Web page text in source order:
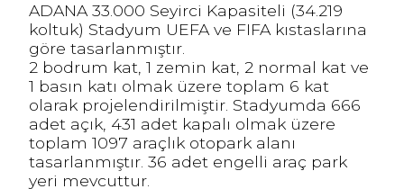
ADANA 33.000 Seyirci Kapasiteli (34.219
koltuk) Stadyum UEFA ve FIFA kıstaslarına
göre tasarlanmıştır.
2 bodrum kat, 1 zemin kat, 2 normal kat ve
1 basın katı olmak üzere toplam 6 kat
olarak projelendirilmiştir. Stadyumda 666
adet açık, 431 adet kapalı olmak üzere
toplam 1097 araçlık otopark alanı
tasarlanmıştır. 36 adet engelli araç park
yeri mevcuttur.